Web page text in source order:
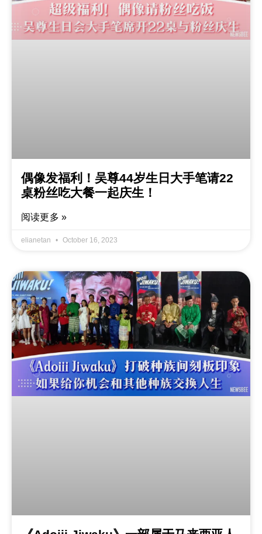
偶像发福利！吴尊44岁生日大手笔请22
桌粉丝吃大餐一起庆生！
阅读更多 »
elianetan October 16, 2023